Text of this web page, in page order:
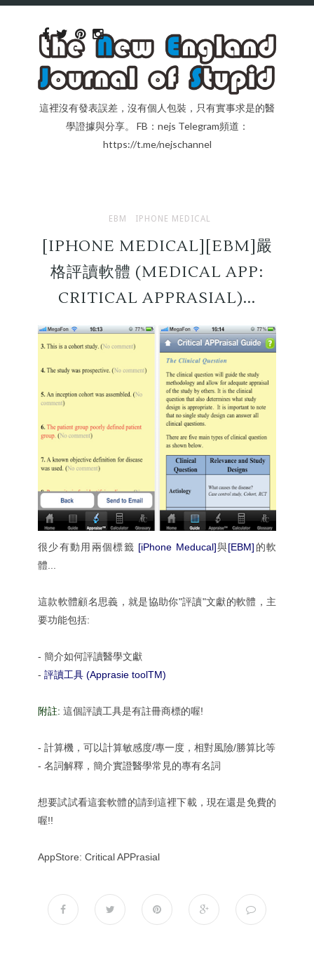
這裡沒有發表誤差，沒有個人包裝，只有實事求是的醫
學證據與分享。 FB：nejs Telegram頻道：
https://t.me/nejschannel
EBM IPHONE MEDICAL
[IPHONE MEDICAL][EBM]嚴
格評讀軟體 (MEDICAL APP:
CRITICAL APPRASIAL)...
很少有動用兩個標籤 [iPhone Meducal]與[EBM] 的軟
體...
這款軟體顧名思義，就是協助你"評讀"文獻的軟體，主
要功能包括:
- 簡介如何評讀醫學文獻
- 評讀工具 (Apprasie toolTM)
附註: 這個評讀工具是有註冊商標的喔!
- 計算機，可以計算敏感度/專一度，相對風險/勝算比等
- 名詞解釋，簡介實證醫學常見的專有名詞
想要試試看這套軟體的請到這裡下載 ，現在還是免費的
喔!!
AppStore: Critical APPrasial